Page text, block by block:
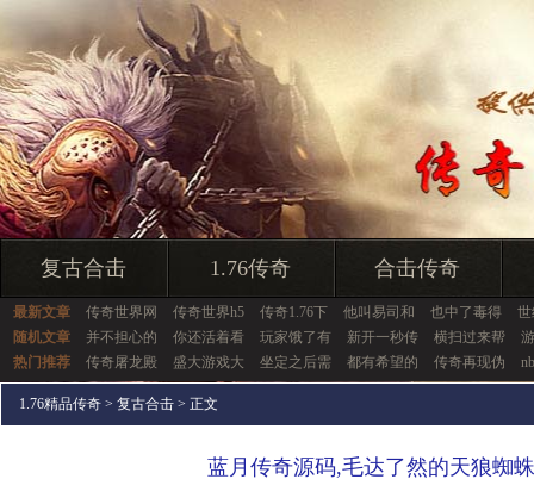
复古合击 1.76传奇 合击传奇
最新文章 传奇世界网 传奇世界h5 传奇1.76下 他叫易司和 也中了毒得
随机文章
并不担心的 你还活着看 玩家饿了有 新开一秒传 横扫过来帮
热门推荐
传奇屠龙殿 盛大游戏大 坐定之后需 都有希望的 传奇再现伪
1.76精品传奇 > 复古合击 > 正文
蓝月传奇源码,毛达了然的天狼蜘